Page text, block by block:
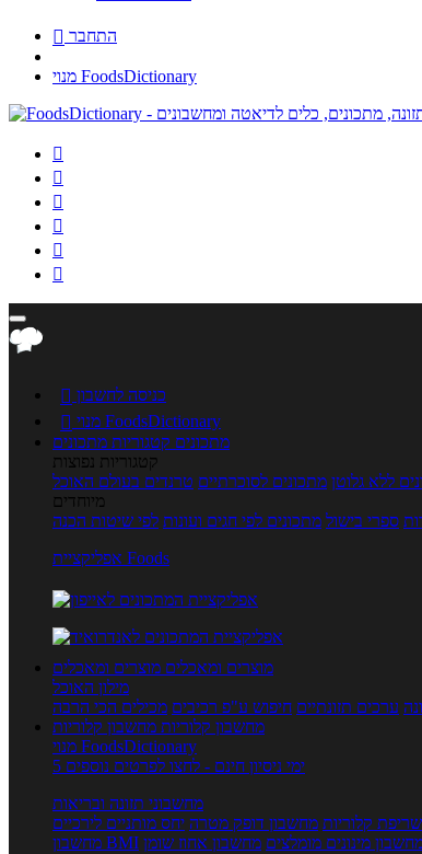
 התחבר
מנוי FoodsDictionary






 כניסה לחשבון

מנוי FoodsDictionary
מתכונים קטגוריות מתכונים
קטגוריות נפוצות
ללא גלוטן מתכונים לסוכרתיים טרנדים בעולם האוכל
מיוחדים
ספרי בישול מתכונים לפי חגים ועונות לפי שיטות הכנה
אפליקציית Foods
מוצרים ומאכלים מוצרים ומאכלים
מילון האוכל
ערכים תזונתיים חיפוש ע"פ רכיבים מכילים הכי הרבה
מחשבון קלוריות מחשבון קלוריות
מנוי FoodsDictionary
5 ימי ניסיון חינם - לחצו לפרטים נוספים
מחשבוני תזונה ובריאות
קלוריות מחשבון דופק מטרה יחס מותניים לירכיים
מחשבון BMI
מינונים מומלצים מחשבון אחוז שומן